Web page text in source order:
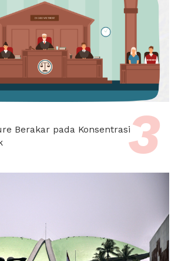
Berakar pada Konsentrasi